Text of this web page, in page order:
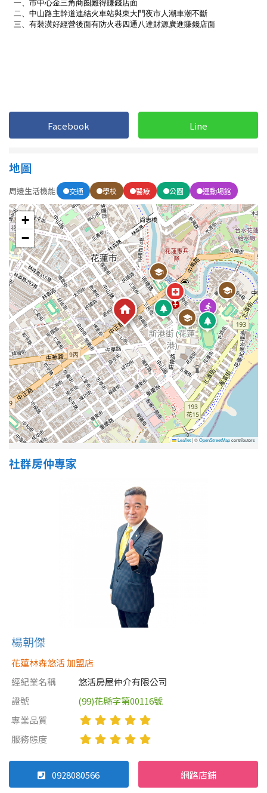
雲林縣
高雄市
屏東縣
台東縣
花蓮縣
金門連江
不拘
20坪以下
80坪以上
樓層
不拘
地下室
1樓 2樓
3樓 4樓
5~10樓 11~20樓
21樓以上
~ 樓
格局
20-30 年
40 年以上
售價
Facebook Line
地圖
周邊生活機能 交通 學校 醫療 公園 運動場館
+
−
Leaflet|©OpenStreetMapcontributors
社群房仲專家
楊朝傑
花蓮林森悠活 加盟店
經紀業名稱
悠活房屋仲介有限公司
證號
(99)花縣字第00116號
專業品質
服務態度
0928080566 網路店鋪